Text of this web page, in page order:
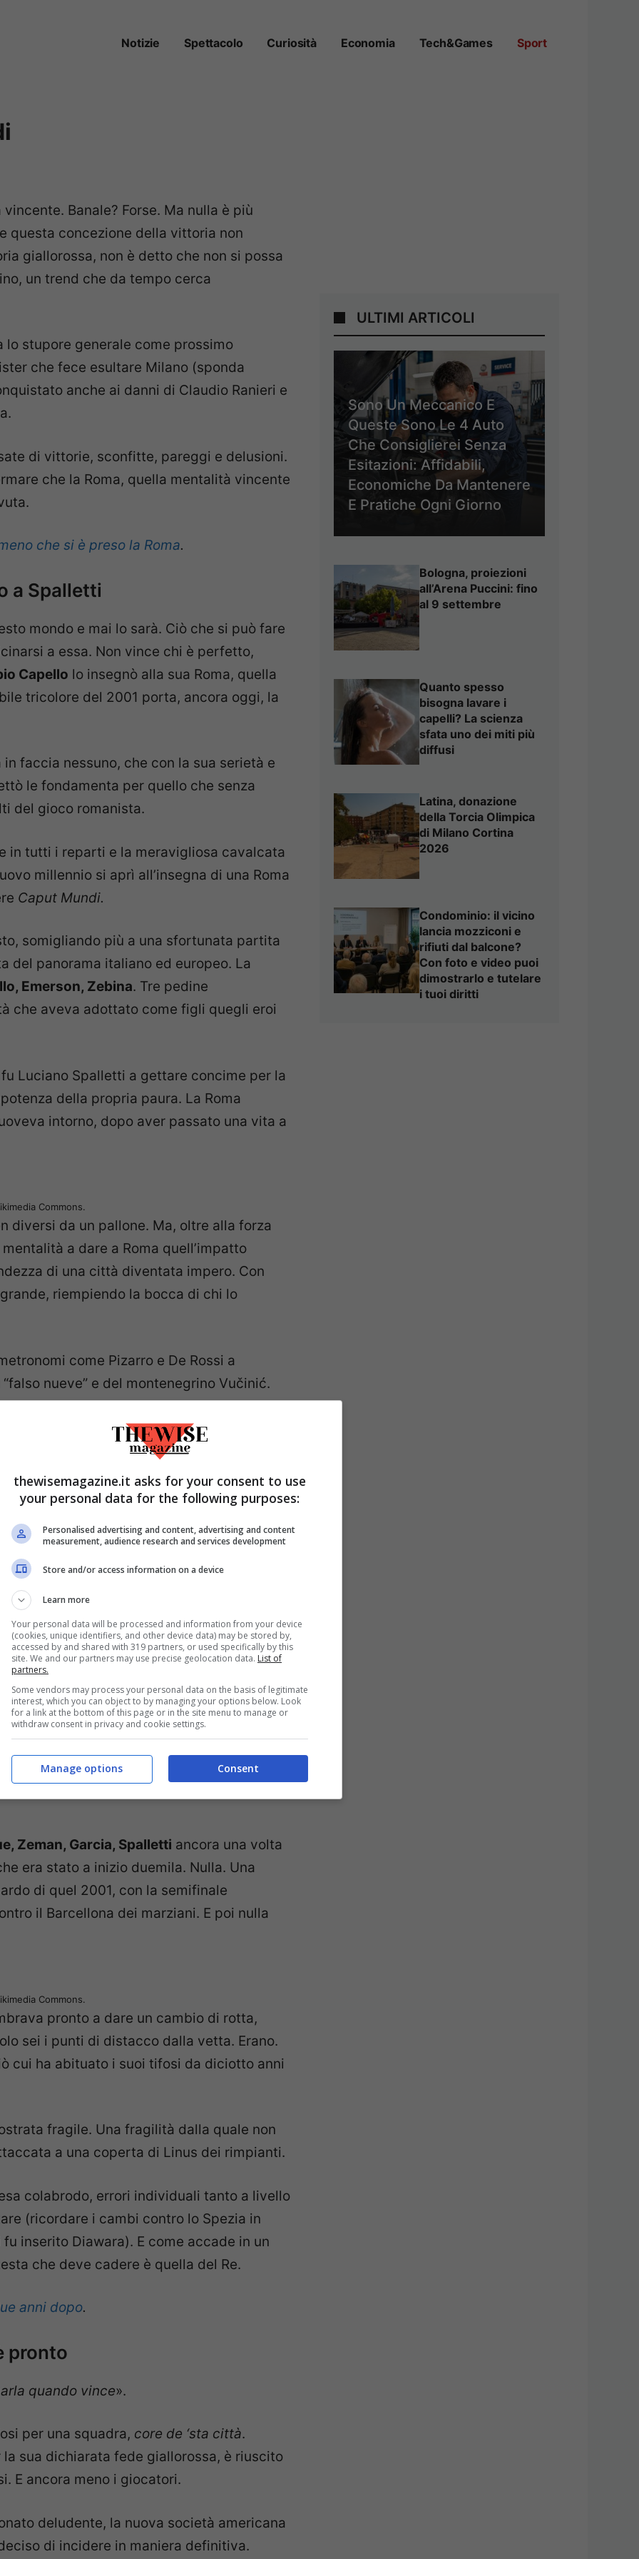
Notizie Spettacolo Curiosità Economia Tech&Games Sport
Banale? Forse. Ma nulla è più
questa concezione della vittoria non
giallorossa, non è detto che non si possa
un trend che da tempo cerca
lo stupore generale come prossimo
che fece esultare Milano (sponda
anche ai danni di Claudio Ranieri e
di vittorie, sconfitte, pareggi e delusioni.
che la Roma, quella mentalità vincente
che si è preso la Roma.
a Spalletti
mondo e mai lo sarà. Ciò che si può fare
a essa. Non vince chi è perfetto,
Capello lo insegnò alla sua Roma, quella
tricolore del 2001 porta, ancora oggi, la
faccia nessuno, che con la sua serietà e
le fondamenta per quello che senza
del gioco romanista.
in tutti i reparti e la meravigliosa cavalcata
millennio si aprì all’insegna di una Roma
Caput Mundi.
somigliando più a una sfortunata partita
del panorama italiano ed europeo. La
Emerson, Zebina. Tre pedine
che aveva adottato come figli quegli eroi
Luciano Spalletti a gettare concime per la
della propria paura. La Roma
intorno, dopo aver passato una vita a
Commons.
diversi da un pallone. Ma, oltre alla forza
a dare a Roma quell’impatto
di una città diventata impero. Con
riempiendo la bocca di chi lo
come Pizarro e De Rossi a
nueve” e del montenegrino Vučinić.
ecco che si stava lentamente
così quella frizzantezza e quel meschino
dalla bocca di quegli “undici leoni a volte
sua
bandiere
è stato dei sogni?
soffrire. Potrebbe essere una frase fatta,
o al risultato probabile o effettivo. Ma
il calcio e la sua magia.
cosa volesse dire tutto questo,
avrebbe spinto chiunque a gridare al
quel simbolo di rivalsa dagli occhi
Zeman, Garcia, Spalletti ancora una volta
era stato a inizio duemila. Nulla. Una
di quel 2001, con la semifinale
il Barcellona dei marziani. E poi nulla
Commons.
pronto a dare un cambio di rotta,
sei i punti di distacco dalla vetta. Erano.
cui ha abituato i suoi tifosi da diciotto anni
fragile. Una fragilità dalla quale non
a una coperta di Linus dei rimpianti.
colabrodo, errori individuali tanto a livello
(ricordare i cambi contro lo Spezia in
inserito Diawara). E come accade in un
che deve cadere è quella del Re.
anni dopo.
pronto
quando vince».
per una squadra, core de ‘sta città.
sua dichiarata fede giallorossa, è riuscito
E ancora meno i giocatori.
deludente, la nuova società americana
di incidere in maniera definitiva.
ULTIMI ARTICOLI
Sono Un Meccanico E
Queste Sono Le 4 Auto
Che Consiglierei Senza
Esitazioni: Affidabili,
Economiche Da Mantenere
E Pratiche Ogni Giorno
Bologna, proiezioni
all’Arena Puccini: fino
al 9 settembre
Quanto spesso
bisogna lavare i
capelli? La scienza
sfata uno dei miti più
diffusi
Latina, donazione
della Torcia Olimpica
di Milano Cortina
2026
Condominio: il vicino
lancia mozziconi e
rifiuti dal balcone?
Con foto e video puoi
dimostrarlo e tutelare
i tuoi diritti
thewisemagazine.it asks for your consent to use
your personal data for the following purposes:
Personalised advertising and content, advertising and content
measurement, audience research and services development
Store and/or access information on a device
Learn more
Your personal data will be processed and information from your device
(cookies, unique identifiers, and other device data) may be stored by,
accessed by and shared with 319 partners, or used specifically by this
site. We and our partners may use precise geolocation data. List of
partners.
Some vendors may process your personal data on the basis of legitimate
interest, which you can object to by managing your options below. Look
for a link at the bottom of this page or in the site menu to manage or
withdraw consent in privacy and cookie settings.
Consent
Manage options